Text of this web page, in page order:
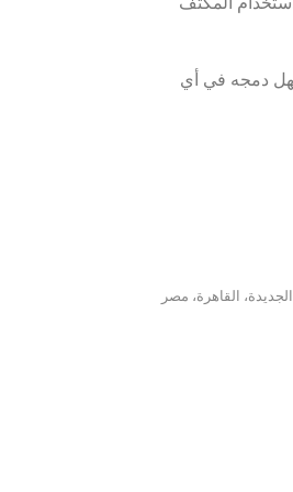
POWER HOURS
دمجه في أي